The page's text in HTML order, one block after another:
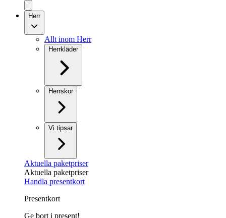
Herr
Allt inom Herr
Herrkläder
Herrskor
Vi tipsar
Aktuella paketpriser
Aktuella paketpriser
Handla presentkort
Presentkort
Ge bort i present!